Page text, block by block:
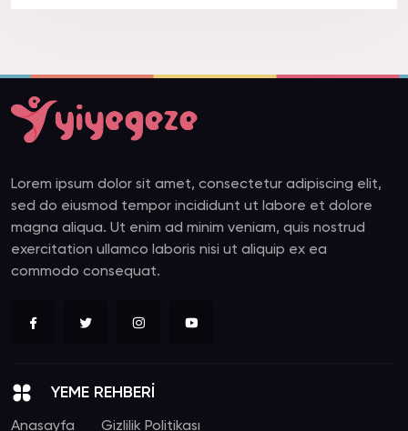
Lorem ipsum dolor sit amet, consectetur adipiscing elit,
sed do eiusmod tempor incididunt ut labore et dolore
magna aliqua. Ut enim ad minim veniam, quis nostrud
exercitation ullamco laboris nisi ut aliquip ex ea
commodo consequat.
YEME REHBERİ
Anasayfa Gizlilik Politikası